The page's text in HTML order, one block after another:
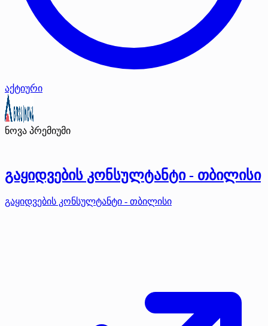
აქტიური
ნოვა პრემიუმი
გაყიდვების კონსულტანტი - თბილისი
გაყიდვების კონსულტანტი - თბილისი